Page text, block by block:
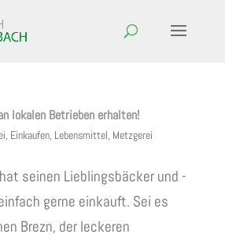
lokalen Betrieben erhalten!
, Einkaufen, Lebensmittel, Metzgerei
seinen Lieblingsbäcker und -
gerne einkauft. Sei es
Brezn, der leckeren